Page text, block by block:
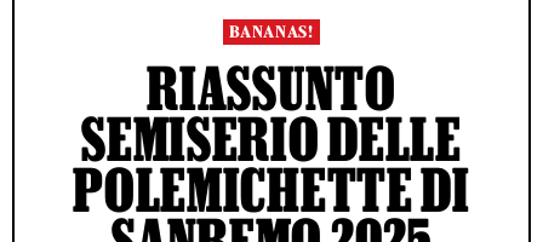
BANANAS!
RIASSUNTO
SEMISERIO DELLE
POLEMICHETTE DI